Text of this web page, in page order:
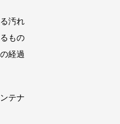
汚れ
もの
経過
テナ